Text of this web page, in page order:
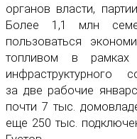
органов власти,
Более 1,1 млн
пользоваться
топливом в рамках
инфраструктурного
за две рабочие
почти 7 тыс.
еще 250 тыс.